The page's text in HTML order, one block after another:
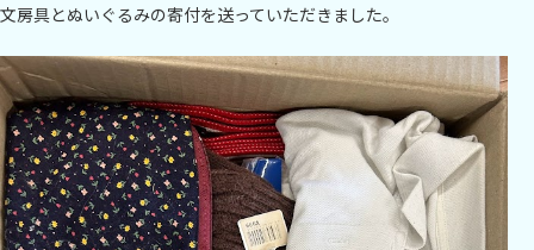
文房具とぬいぐるみの寄付を送っていただきました。